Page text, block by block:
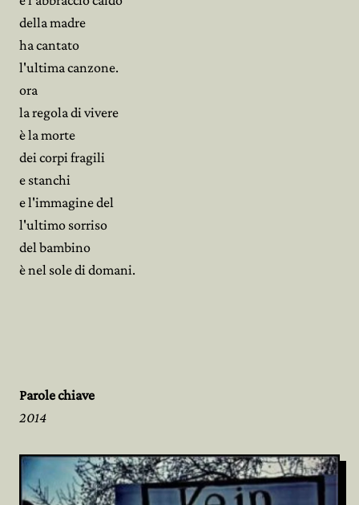
della madre
ha cantato
l'ultima canzone.
ora
la regola di vivere
è la morte
dei corpi fragili
e stanchi
e l'immagine del
l'ultimo sorriso
del bambino
è nel sole di domani.
Parole chiave
2014